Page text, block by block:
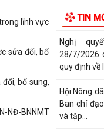
lĩnh vực
sửa đổi, bổ
bổ sung,
NĐ-BNNMT
TIN
động công...
Nghị
28/7/2026
quy định về
Hội Nông
Ban chỉ
và tập...